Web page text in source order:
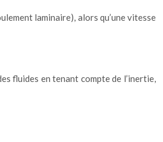
laminaire), alors qu’une vitesse
fluides en tenant compte de l’inertie,